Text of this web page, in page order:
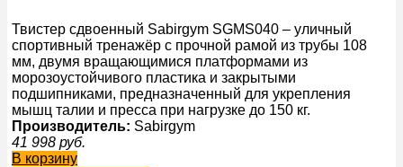
Твистер сдвоенный Sabirgym SGMS040 – уличный
спортивный тренажёр с прочной рамой из трубы 108
мм, двумя вращающимися платформами из
морозоустойчивого пластика и закрытыми
подшипниками, предназначенный для укрепления
мышц талии и пресса при нагрузке до 150 кг.
Производитель: Sabirgym
41 998 руб.
В корзину